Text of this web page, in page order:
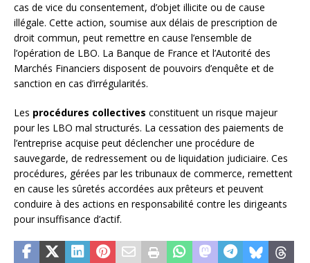
cas de vice du consentement, d’objet illicite ou de cause
illégale. Cette action, soumise aux délais de prescription de
droit commun, peut remettre en cause l’ensemble de
l’opération de LBO. La Banque de France et l’Autorité des
Marchés Financiers disposent de pouvoirs d’enquête et de
sanction en cas d’irrégularités.
Les procédures collectives constituent un risque majeur
pour les LBO mal structurés. La cessation des paiements de
l’entreprise acquise peut déclencher une procédure de
sauvegarde, de redressement ou de liquidation judiciaire. Ces
procédures, gérées par les tribunaux de commerce, remettent
en cause les sûretés accordées aux prêteurs et peuvent
conduire à des actions en responsabilité contre les dirigeants
pour insuffisance d’actif.